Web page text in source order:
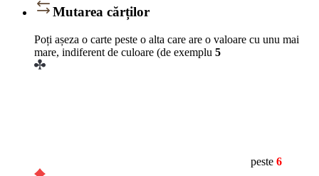
Mutarea cărților
Poți așeza o carte peste o alta care are o valoare cu unu mai
mare, indiferent de culoare (de exemplu 5
peste 6